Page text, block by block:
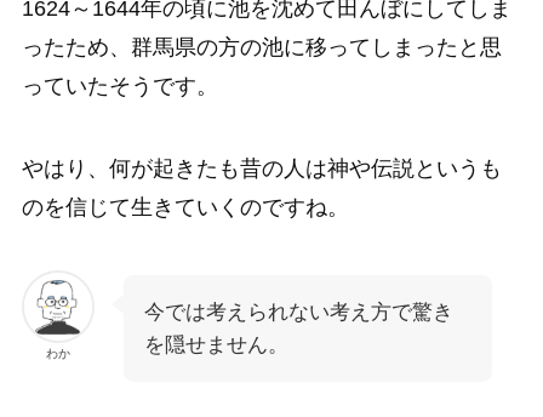
1624～1644年の頃に池を沈めて田んぼにしてしま
ったため、群馬県の方の池に移ってしまったと思
っていたそうです。
やはり、何が起きたも昔の人は神や伝説というも
のを信じて生きていくのですね。
わか
今では考えられない考え方で驚き
を隠せません。